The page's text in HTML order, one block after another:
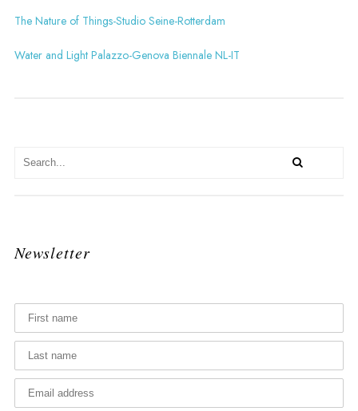
The Nature of Things-Studio Seine-Rotterdam
Water and Light Palazzo-Genova Biennale NL-IT
Newsletter